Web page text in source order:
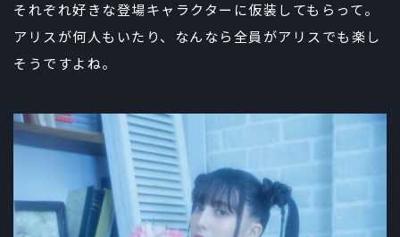
それぞれ好きな登場キャラクターに仮装してもらって。
アリスが何人もいたり、なんなら全員がアリスでも楽し
そうですよね。